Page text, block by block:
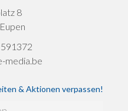
8
media.be
& Aktionen verpassen!